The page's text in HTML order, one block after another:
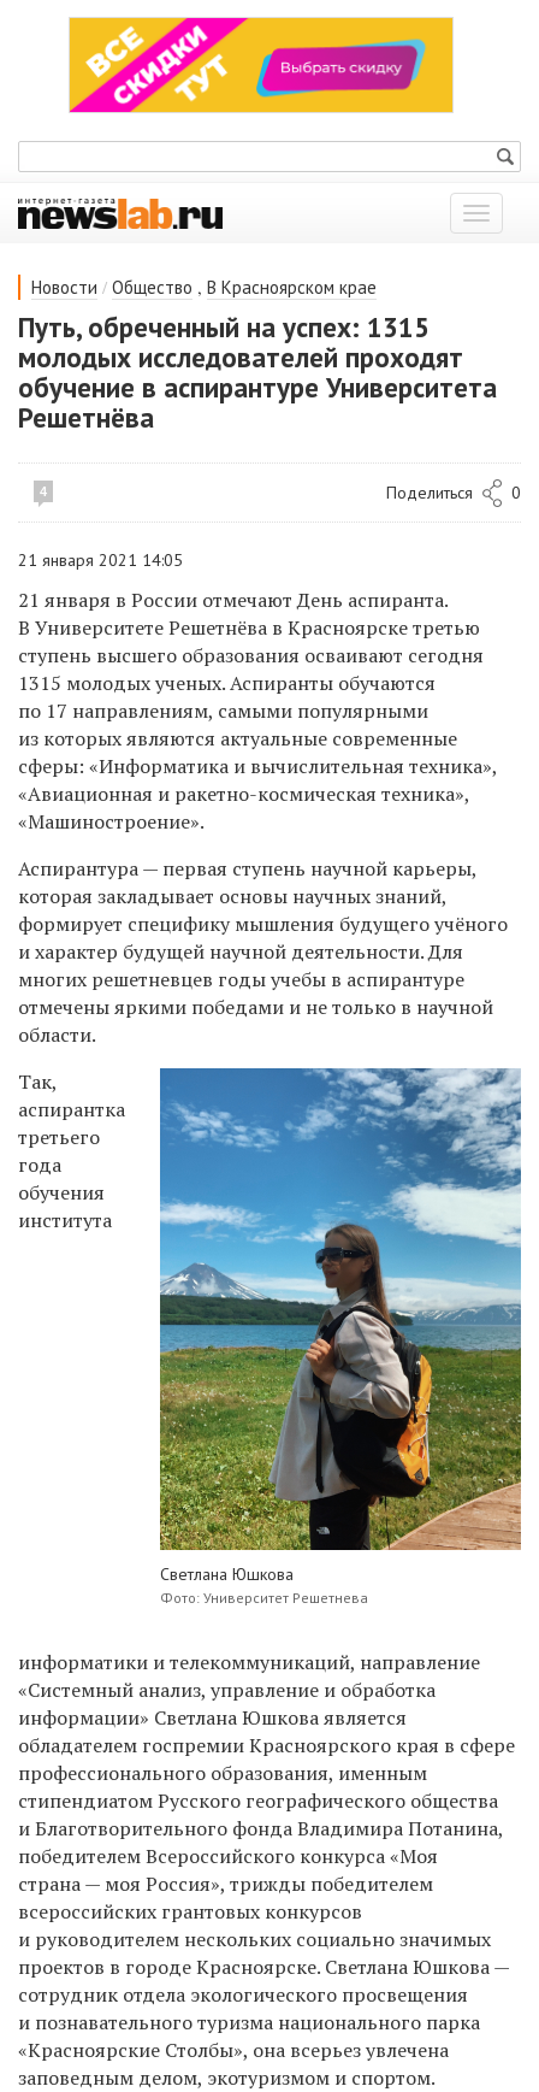
Показать
меню
Новости / Общество , В Красноярском крае
Путь, обреченный на успех: 1315
молодых исследователей проходят
обучение в аспирантуре Университета
Решетнёва
4 Поделиться 0
21 января 2021 14:05
21 января в России отмечают День аспиранта.
В Университете Решетнёва в Красноярске третью
ступень высшего образования осваивают сегодня
1315 молодых ученых. Аспиранты обучаются
по 17 направлениям, самыми популярными
из которых являются актуальные современные
сферы: «Информатика и вычислительная техника»,
«Авиационная и ракетно-космическая техника»,
«Машиностроение».
Аспирантура — первая ступень научной карьеры,
которая закладывает основы научных знаний,
формирует специфику мышления будущего учёного
и характер будущей научной деятельности. Для
многих решетневцев годы учебы в аспирантуре
отмечены яркими победами и не только в научной
области.
Светлана Юшкова
Фото: Университет Решетнева
Так,
аспирантка
третьего
года
обучения
института
информатики и телекоммуникаций, направление
«Системный анализ, управление и обработка
информации» Светлана Юшкова является
обладателем госпремии Красноярского края в сфере
профессионального образования, именным
стипендиатом Русского географического общества
и Благотворительного фонда Владимира Потанина,
победителем Всероссийского конкурса «Моя
страна — моя Россия», трижды победителем
всероссийских грантовых конкурсов
и руководителем нескольких социально значимых
проектов в городе Красноярске. Светлана Юшкова —
сотрудник отдела экологического просвещения
и познавательного туризма национального парка
«Красноярские Столбы», она всерьез увлечена
заповедным делом, экотуризмом и спортом.